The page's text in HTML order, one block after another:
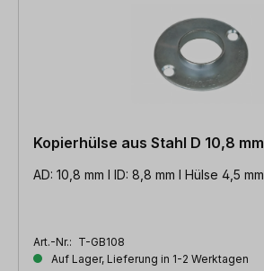
Kopierhülse aus Stahl D 10,8 mm
AD: 10,8 mm l ID: 8,8 mm l Hülse 4,5 mm
Art.-Nr.: T-GB108
Auf Lager, Lieferung in 1-2 Werktagen